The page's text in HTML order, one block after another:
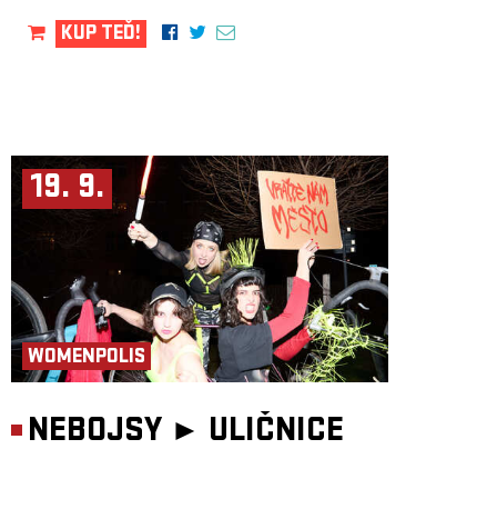
KUP TEĎ!
19. 9.
WOMENPOLIS
NEBOJSY ► ULIČNICE